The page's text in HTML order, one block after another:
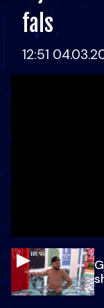
fals
12:51